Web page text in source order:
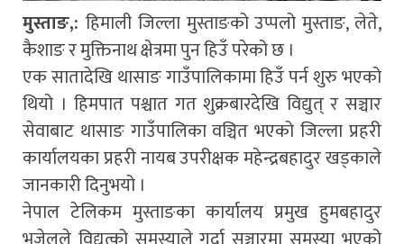
मुस्ताङ,: हिमाली जिल्ला मुस्ताङको उप्पलो मुस्ताङ, लेते,
कैशाङ र मुक्तिनाथ क्षेत्रमा पुन हिउँ परेको छ ।
एक सातादेखि थासाङ गाउँपालिकामा हिउँ पर्न शुरु भएको
थियो । हिमपात पश्चात गत शुक्रबारदेखि विद्युत् र सञ्चार
सेवाबाट थासाङ गाउँपालिका वञ्चित भएको जिल्ला प्रहरी
कार्यालयका प्रहरी नायब उपरीक्षक महेन्द्रबहादुर खड्काले
जानकारी दिनुभयो ।
नेपाल टेलिकम मुस्ताङका कार्यालय प्रमुख हुमबहादुर